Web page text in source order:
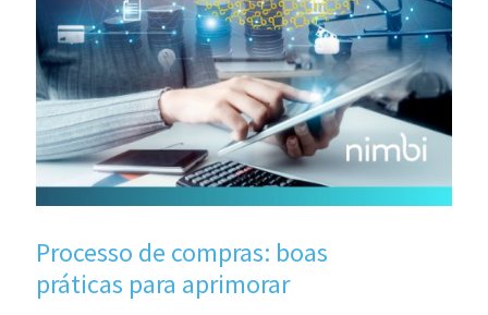
Processo de compras: boas
práticas para aprimorar